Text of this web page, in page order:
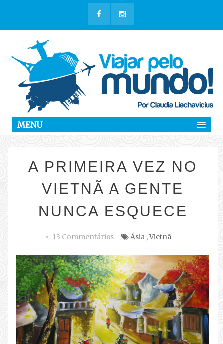
MENU
A PRIMEIRA VEZ NO
VIETNÃ A GENTE
NUNCA ESQUECE
13 Commentários Ásia ,Vietnã